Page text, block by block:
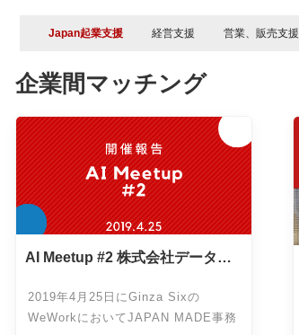
Japan起業支援 経営支援 営業、販売支援
企業間マッチング
AI Meetup #2 株式会社データグ
2019年4月25日にGinza Sixの
WeWorkにおいてJAPAN MADE事務